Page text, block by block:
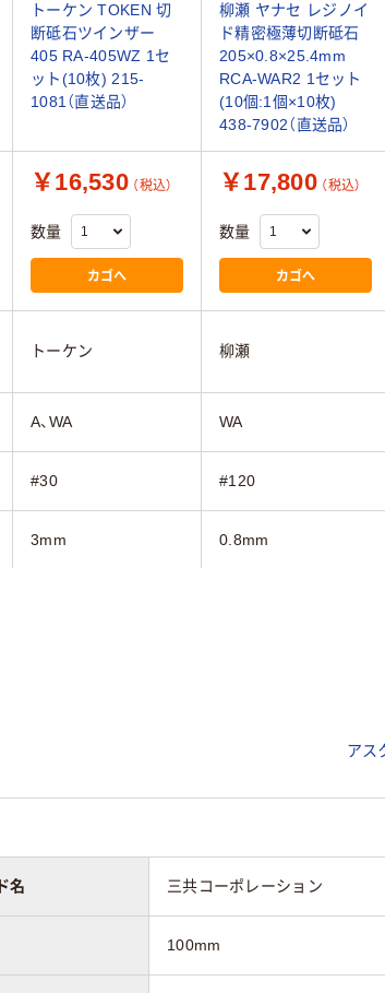
トーケン TOKEN 切
断砥石ツインザー
405 RA-405WZ 1セ
ット(10枚) 215-
1081（直送品）
柳瀬 ヤナセ レジノイ
ド精密極薄切断砥石
205×0.8×25.4mm
RCA-WAR2 1セット
(10個:1個×10枚)
438-7902（直送品）
￥16,530 （税込）
数量
カゴへ
￥17,800 （税込）
数量
カゴへ
トーケン 柳瀬
A、WA WA
#30 #120
3mm 0.8mm
アス
名 三共コーポレーション
100mm